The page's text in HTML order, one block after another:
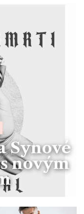
Synové
novým